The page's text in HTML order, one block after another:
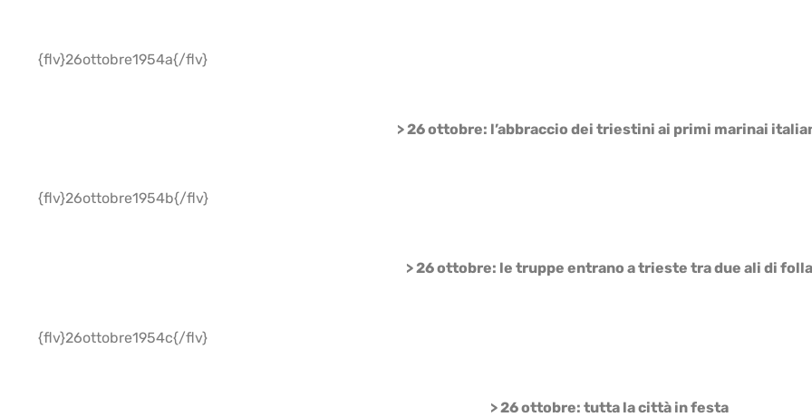
{flv}26ottobre1954a{/flv}
> 26 ottobre: l’abbraccio dei triestini ai primi marinai
{flv}26ottobre1954b{/flv}
> 26 ottobre: le truppe entrano a trieste tra due ali di folla
{flv}26ottobre1954c{/flv}
> 26 ottobre: tutta la città in festa